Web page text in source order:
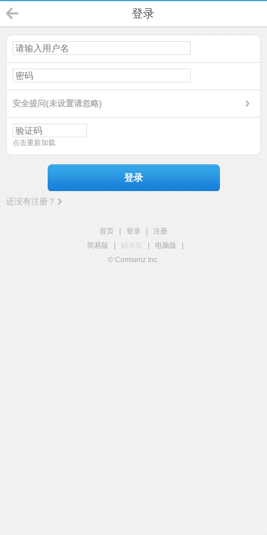
登录
安全提问(未设置请忽略)
点击重新加载
登录
还没有注册？
首页 登录
注册
简易版
触屏版 电脑版
© Comsenz Inc.